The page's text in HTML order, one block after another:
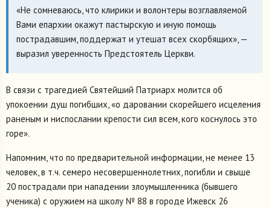
«Не сомневаюсь, что клирики и волонтеры возглавляемой
Вами епархии окажут пастырскую и иную помощь
пострадавшим, поддержат и утешат всех скорбящих», —
выразил уверенность Предстоятель Церкви.
В связи с трагедией Святейший Патриарх молится об
упокоении душ погибших, «о даровании скорейшего исцеления
раненым и ниспослании крепости сил всем, кого коснулось это
горе».
Напомним, что по предварительной информации, не менее 13
человек, в т.ч. семеро несовершеннолетних, погибли и свыше
20 пострадали при нападении злоумышленника (бывшего
ученика) с оружием на школу № 88 в городе Ижевск 26